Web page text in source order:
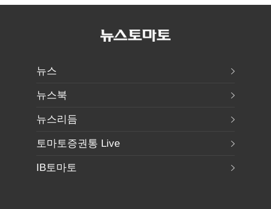
발행…빠듯한
무엇이 '중요한
보이스피싱 공시
뉴스
뉴스북
뉴스리듬
토마토증권통 Live
IB토마토